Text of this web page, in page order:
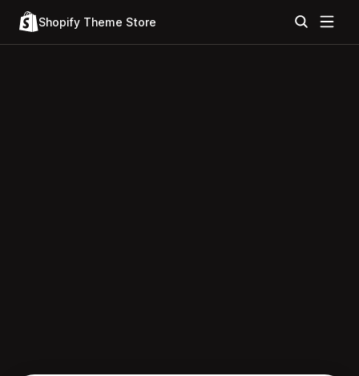
Shopify Theme Store